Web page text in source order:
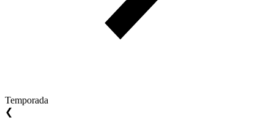
Temporada
❮